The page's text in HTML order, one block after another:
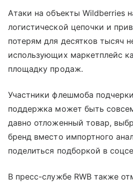
Атаки на объекты Wildberries
логистической цепочки и
потерям для десятков тысяч
использующих маркетплейс
площадку продаж.
Участники флешмоба
поддержка может быть
давно отложенный товар,
бренд вместо импортного
поделиться подборкой в
В пресс-службе RWB также